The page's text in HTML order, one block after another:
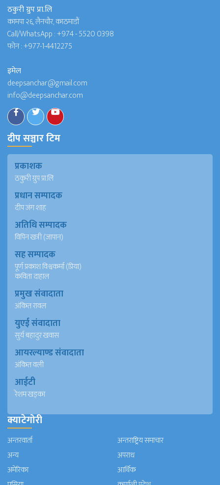
ठकुरी ग्रुप प्रा.लि
कामपा २६, लैनचौर, काठमाडौं
Call/WhatsApp :+974 - 5520 0398
फोन :+977-1-4412275
इमेल
deepsanchar@gmail.com
info@deepsanchar.com
दीप सञ्चार टिम
प्रकाशक
ठकुरी ग्रुप प्रा.लि
प्रधान सम्पादक
दीप जंग शाह
अतिथि सम्पादक
विपिन खत्री (जापान)
सह सम्पादक
पूर्ण प्रकाश विश्वकर्मा (प्रिया)
कविता दाहाल
प्रमुख संवादाता
अंकित रावल
युएई संवादाता
सुर्य बहादुर खवास
आयरल्याण्ड संवादाता
अंकित वली
आईटी
रेशम खड्का
क्याटेगोरी
अन्तरवार्ता
अन्तराष्ट्रिय समाचार
अन्य
अपराध
अमेरिका
आर्थिक